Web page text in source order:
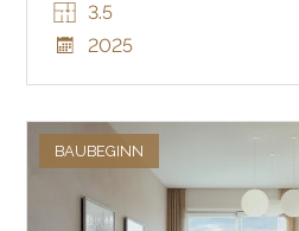
3.5
2025
BAUBEGINN